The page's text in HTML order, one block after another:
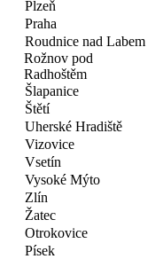
Plzeň
Praha
Roudnice nad Labem
Rožnov pod
Radhoštěm
Šlapanice
Štětí
Uherské Hradiště
Vizovice
Vsetín
Vysoké Mýto
Zlín
Žatec
Otrokovice
Písek